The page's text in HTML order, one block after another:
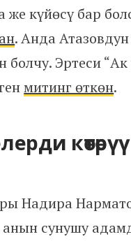
күйөсү бар
. Анда
Эртеси “Ак
митинг өткөн.
Надира
сунушу